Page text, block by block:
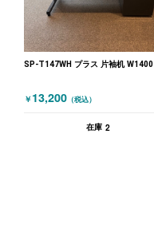
SP-T147WH プラス 片袖机 W1400
￥ 13,200 （税込）
在庫 2